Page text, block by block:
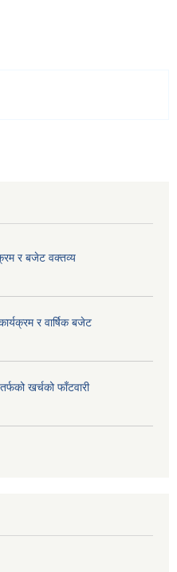
र बजेट वक्तव्य
र वार्षिक बजेट
खर्चको फाँटवारी